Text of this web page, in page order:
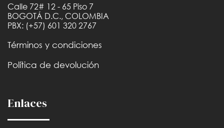
Calle 72# 12 - 65 Piso 7
BOGOTÁ D.C., COLOMBIA
PBX: (+57) 601 320 2767
Términos y condiciones
Política de devolución
Enlaces